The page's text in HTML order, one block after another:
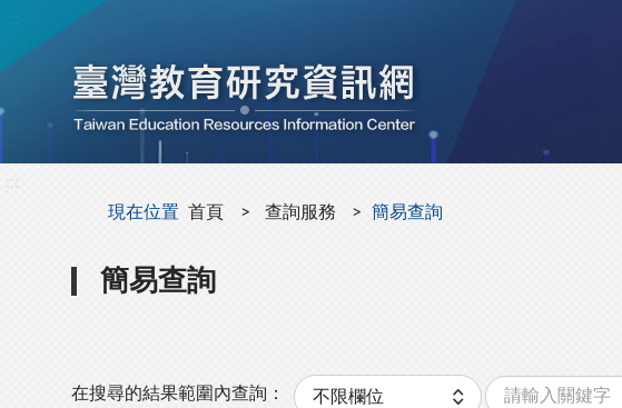
現在位置 首頁 查詢服務 簡易查詢
簡易查詢
在搜尋的結果範圍內查詢：
類
字